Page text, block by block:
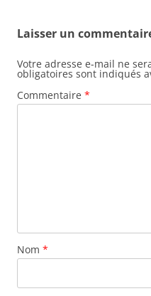
Laisser un
Votre adresse e-mail ne
obligatoires sont indiqués
Commentaire *
Nom *